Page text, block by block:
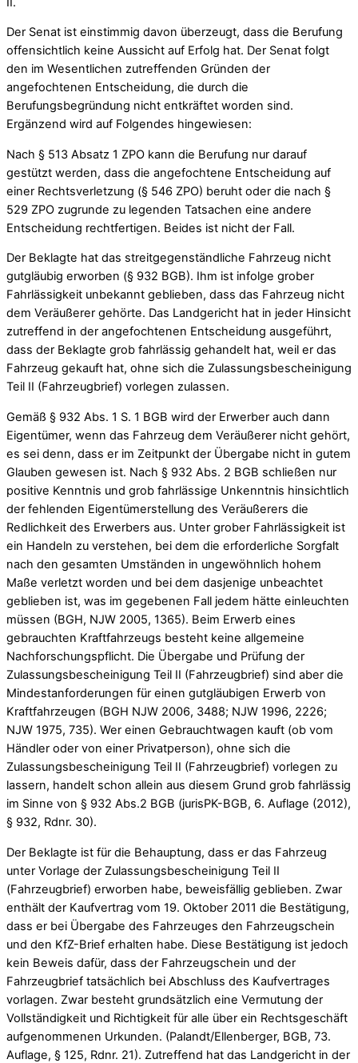
Der Senat ist einstimmig davon überzeugt, dass die Berufung
offensichtlich keine Aussicht auf Erfolg hat. Der Senat folgt
den im Wesentlichen zutreffenden Gründen der
angefochtenen Entscheidung, die durch die
Berufungsbegründung nicht entkräftet worden sind.
Ergänzend wird auf Folgendes hingewiesen:
Nach § 513 Absatz 1 ZPO kann die Berufung nur darauf
gestützt werden, dass die angefochtene Entscheidung auf
einer Rechtsverletzung (§ 546 ZPO) beruht oder die nach §
529 ZPO zugrunde zu legenden Tatsachen eine andere
Entscheidung rechtfertigen. Beides ist nicht der Fall.
Der Beklagte hat das streitgegenständliche Fahrzeug nicht
gutgläubig erworben (§ 932 BGB). Ihm ist infolge grober
Fahrlässigkeit unbekannt geblieben, dass das Fahrzeug nicht
dem Veräußerer gehörte. Das Landgericht hat in jeder Hinsicht
zutreffend in der angefochtenen Entscheidung ausgeführt,
dass der Beklagte grob fahrlässig gehandelt hat, weil er das
Fahrzeug gekauft hat, ohne sich die Zulassungsbescheinigung
Teil II (Fahrzeugbrief) vorlegen zulassen.
Gemäß § 932 Abs. 1 S. 1 BGB wird der Erwerber auch dann
Eigentümer, wenn das Fahrzeug dem Veräußerer nicht gehört,
es sei denn, dass er im Zeitpunkt der Übergabe nicht in gutem
Glauben gewesen ist. Nach § 932 Abs. 2 BGB schließen nur
positive Kenntnis und grob fahrlässige Unkenntnis hinsichtlich
der fehlenden Eigentümerstellung des Veräußerers die
Redlichkeit des Erwerbers aus. Unter grober Fahrlässigkeit ist
ein Handeln zu verstehen, bei dem die erforderliche Sorgfalt
nach den gesamten Umständen in ungewöhnlich hohem
Maße verletzt worden und bei dem dasjenige unbeachtet
geblieben ist, was im gegebenen Fall jedem hätte einleuchten
müssen (BGH, NJW 2005, 1365). Beim Erwerb eines
gebrauchten Kraftfahrzeugs besteht keine allgemeine
Nachforschungspflicht. Die Übergabe und Prüfung der
Zulassungsbescheinigung Teil II (Fahrzeugbrief) sind aber die
Mindestanforderungen für einen gutgläubigen Erwerb von
Kraftfahrzeugen (BGH NJW 2006, 3488; NJW 1996, 2226;
NJW 1975, 735). Wer einen Gebrauchtwagen kauft (ob vom
Händler oder von einer Privatperson), ohne sich die
Zulassungsbescheinigung Teil II (Fahrzeugbrief) vorlegen zu
lassern, handelt schon allein aus diesem Grund grob fahrlässig
im Sinne von § 932 Abs.2 BGB (jurisPK-BGB, 6. Auflage (2012),
§ 932, Rdnr. 30).
Der Beklagte ist für die Behauptung, dass er das Fahrzeug
unter Vorlage der Zulassungsbescheinigung Teil II
(Fahrzeugbrief) erworben habe, beweisfällig geblieben. Zwar
enthält der Kaufvertrag vom 19. Oktober 2011 die Bestätigung,
dass er bei Übergabe des Fahrzeuges den Fahrzeugschein
und den KfZ-Brief erhalten habe. Diese Bestätigung ist jedoch
kein Beweis dafür, dass der Fahrzeugschein und der
Fahrzeugbrief tatsächlich bei Abschluss des Kaufvertrages
vorlagen. Zwar besteht grundsätzlich eine Vermutung der
Vollständigkeit und Richtigkeit für alle über ein Rechtsgeschäft
aufgenommenen Urkunden. (Palandt/Ellenberger, BGB, 73.
Auflage, § 125, Rdnr. 21). Zutreffend hat das Landgericht in der